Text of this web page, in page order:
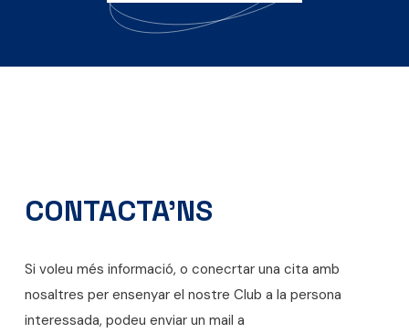
CONTACTA'NS
Si voleu més informació, o conecrtar una cita amb
nosaltres per ensenyar el nostre Club a la persona
interessada, podeu enviar un mail a